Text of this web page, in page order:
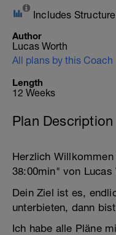
Includes
Author
Lucas Worth
All plans by this Coach
Length
12 Weeks
Plan Description
Herzlich
38:00min" von Lucas
Dein Ziel ist es,
unterbieten, dann
Ich habe alle Pläne